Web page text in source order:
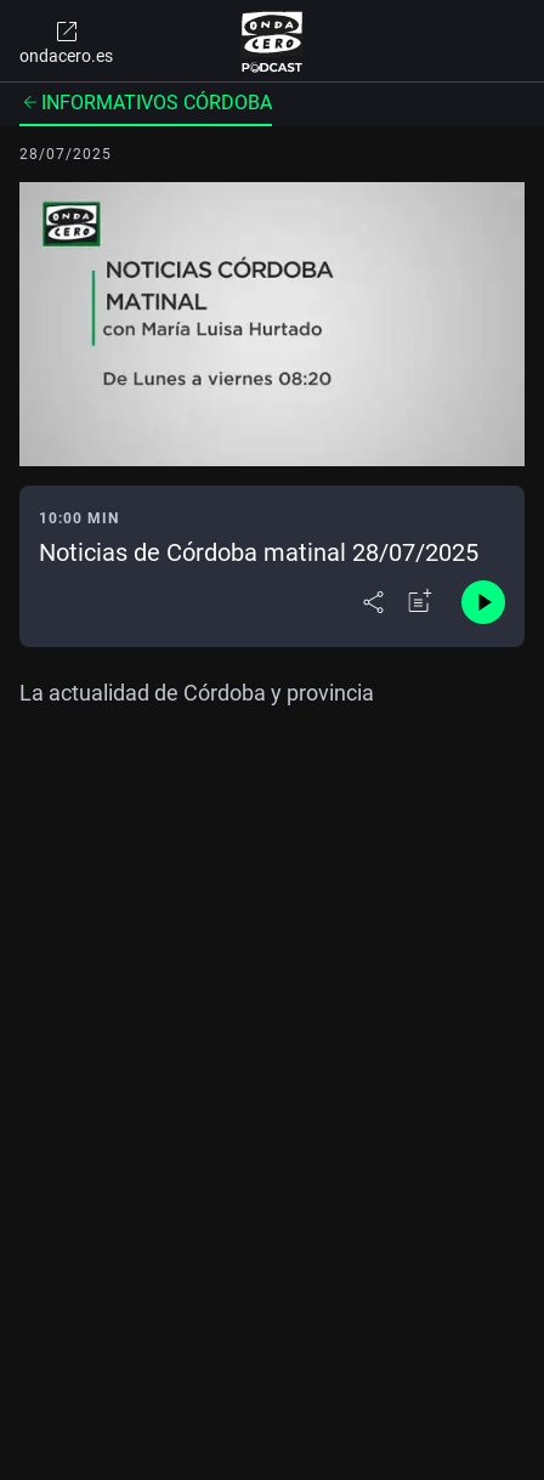
ondacero.es
INFORMATIVOS CÓRDOBA
28/07/2025
10:00 MIN
Noticias de Córdoba matinal 28/07/2025
La actualidad de Córdoba y provincia